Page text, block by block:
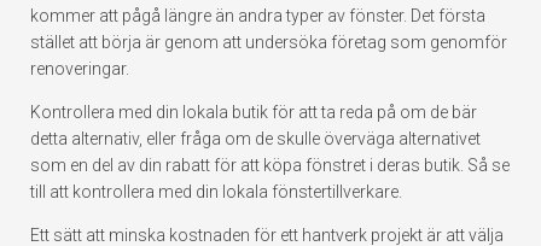
kommer att pågå längre än andra typer av fönster. Det första
stället att börja är genom att undersöka företag som genomför
renoveringar.
Kontrollera med din lokala butik för att ta reda på om de bär
detta alternativ, eller fråga om de skulle överväga alternativet
som en del av din rabatt för att köpa fönstret i deras butik. Så se
till att kontrollera med din lokala fönstertillverkare.
Ett sätt att minska kostnaden för ett hantverk projekt är att välja